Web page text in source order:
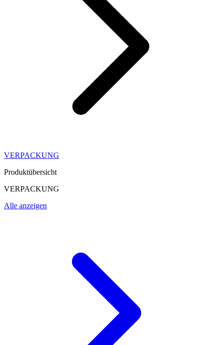
VERPACKUNG
Produktübersicht
VERPACKUNG
Alle anzeigen